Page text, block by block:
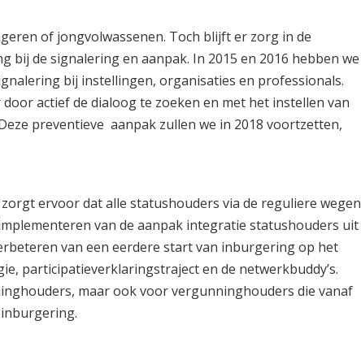
of jongvolwassenen. Toch blijft er zorg in de
de signalering en aanpak. In 2015 en 2016 hebben we
bij instellingen, organisaties en professionals.
actief de dialoog te zoeken en met het instellen van
preventieve aanpak zullen we in 2018 voortzetten,
ervoor dat alle statushouders via de reguliere wegen
van de aanpak integratie statushouders uit
van een eerdere start van inburgering op het
participatieverklaringstraject en de netwerkbuddy’s.
maar ook voor vergunninghouders die vanaf